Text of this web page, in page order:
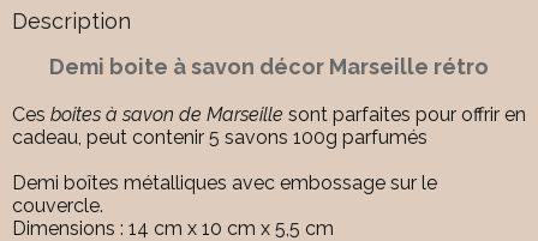
Description
Demi boite à savon décor Marseille rétro
Ces boites à savon de Marseille sont parfaites pour offrir en
cadeau, peut contenir 5 savons 100g parfumés
Demi boîtes métalliques avec embossage sur le
couvercle.
Dimensions : 14 cm x 10 cm x 5,5 cm